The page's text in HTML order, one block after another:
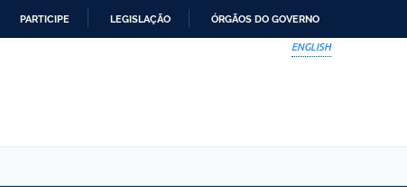
PARTICIPE LEGISLAÇÃO ÓRGÃOS DO GOVERNO
ENGLISH